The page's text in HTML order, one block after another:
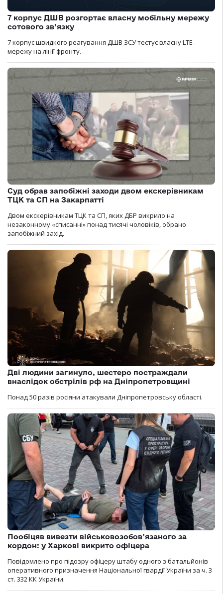
7 корпус ДШВ розгортає власну мобільну мережу
сотового зв’язку
7 корпус швидкого реагування ДШВ ЗСУ тестує власну LTE-
мережу на лінії фронту.
Суд обрав запобіжні заходи двом екскерівникам
ТЦК та СП на Закарпатті
Двом екскерівникам ТЦК та СП, яких ДБР викрило на
незаконному «списанні» понад тисячі чоловіків, обрано
запобіжний захід.
Дві людини загинуло, шестеро постраждали
внаслідок обстрілів рф на Дніпропетровщині
Понад 50 разів росіяни атакували Дніпропетровську області.
Пообіцяв вивезти військовозобов’язаного за
кордон: у Харкові викрито офіцера
Повідомлено про підозру офіцеру штабу одного з батальйонів
оперативного призначення Національної гвардії України за ч. 3
ст. 332 КК України.